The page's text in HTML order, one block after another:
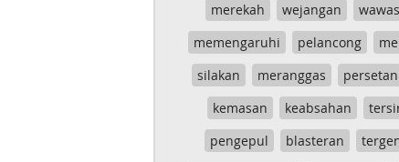
merekah
wejangan
memengaruhi
pelancong
silakan
meranggas persetan
kemasan
keabsahan
pengepul
blasteran